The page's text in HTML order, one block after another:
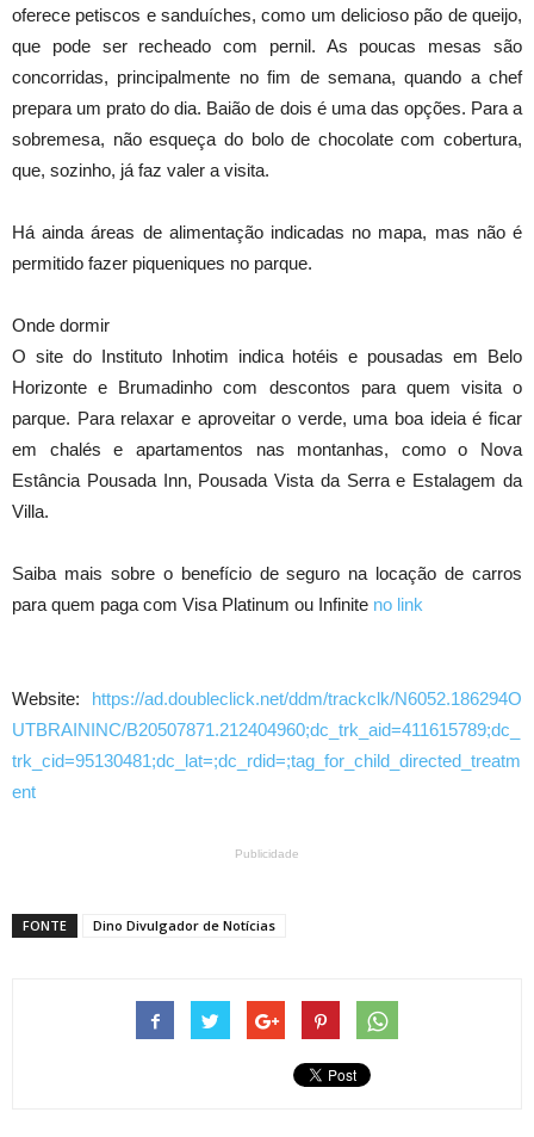
oferece petiscos e sanduíches, como um delicioso pão de queijo,
que pode ser recheado com pernil. As poucas mesas são
concorridas, principalmente no fim de semana, quando a chef
prepara um prato do dia. Baião de dois é uma das opções. Para a
sobremesa, não esqueça do bolo de chocolate com cobertura,
que, sozinho, já faz valer a visita.
Há ainda áreas de alimentação indicadas no mapa, mas não é
permitido fazer piqueniques no parque.
Onde dormir
O site do Instituto Inhotim indica hotéis e pousadas em Belo
Horizonte e Brumadinho com descontos para quem visita o
parque. Para relaxar e aproveitar o verde, uma boa ideia é ficar
em chalés e apartamentos nas montanhas, como o Nova
Estância Pousada Inn, Pousada Vista da Serra e Estalagem da
Villa.
Saiba mais sobre o benefício de seguro na locação de carros
para quem paga com Visa Platinum ou Infinite no link
Website: https://ad.doubleclick.net/ddm/trackclk/N6052.186294O
UTBRAININC/B20507871.212404960;dc_trk_aid=411615789;dc_
trk_cid=95130481;dc_lat=;dc_rdid=;tag_for_child_directed_treatm
ent
Publicidade
FONTE Dino Divulgador de Notícias